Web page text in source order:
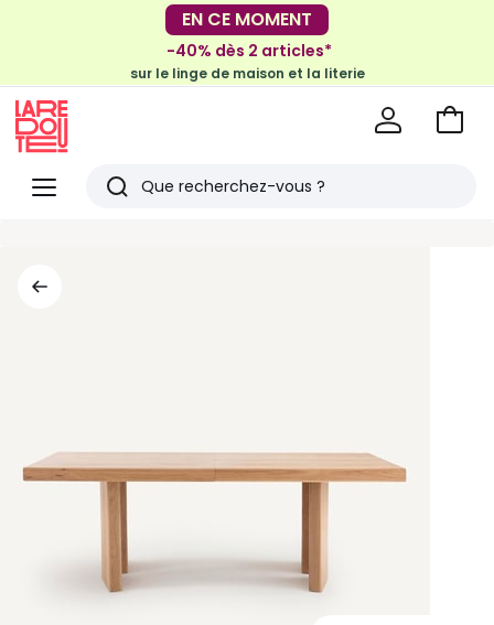
-30€ tous les 100€*
sur le meuble & la déco
EN CE MOMENT
-40% dès 2 articles*
sur le linge de maison et la literie
Menu
Redoute
Rechercher
Voir